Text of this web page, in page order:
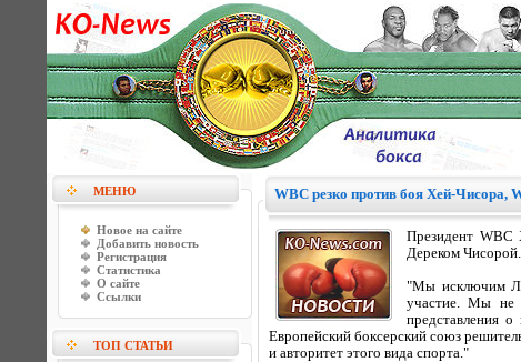
МЕНЮ
Новое на сайте
Добавить новость
Регистрация
Статистика
О сайте
Ссылки
ТОП СТАТЬИ
WBC резко против боя Хей-Чисора,
Президент WBC
Дереком Чисорой.
"Мы исключим
участие. Мы не
представления
Европейский боксерский союз
и авторитет этого вида спорта."